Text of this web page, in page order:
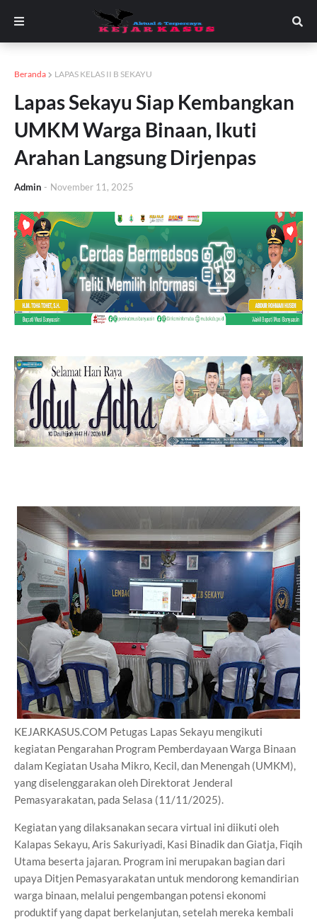
Beranda LAPAS KELAS II B SEKAYU
Lapas Sekayu Siap Kembangkan
UMKM Warga Binaan, Ikuti
Arahan Langsung Dirjenpas
Admin - November 11, 2025
KEJARKASUS.COM Petugas Lapas Sekayu mengikuti
kegiatan Pengarahan Program Pemberdayaan Warga Binaan
dalam Kegiatan Usaha Mikro, Kecil, dan Menengah (UMKM),
yang diselenggarakan oleh Direktorat Jenderal
Pemasyarakatan, pada Selasa (11/11/2025).
Kegiatan yang dilaksanakan secara virtual ini diikuti oleh
Kalapas Sekayu, Aris Sakuriyadi, Kasi Binadik dan Giatja, Fiqih
Utama beserta jajaran. Program ini merupakan bagian dari
upaya Ditjen Pemasyarakatan untuk mendorong kemandirian
warga binaan, melalui pengembangan potensi ekonomi
produktif yang dapat berkelanjutan, setelah mereka kembali